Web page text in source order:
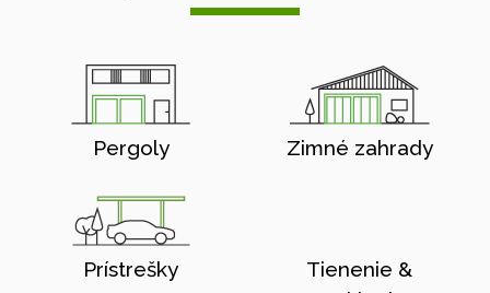
Pergoly Zimné zahrady
Prístrešky
Tienenie &